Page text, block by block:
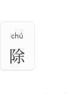
chú
除